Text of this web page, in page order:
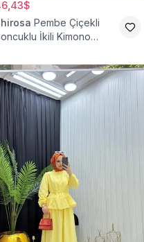
Pembe Çiçekli
İkili Kimono